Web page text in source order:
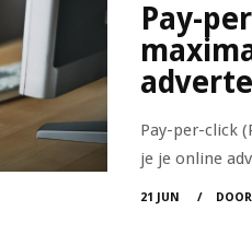
Pay-
Pay-per-click
je je online
21 JUN DOOR